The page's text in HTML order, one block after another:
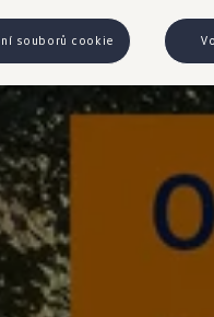
souborů cookie